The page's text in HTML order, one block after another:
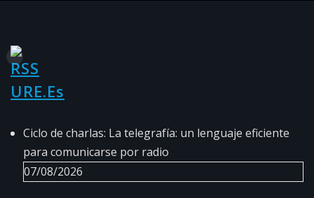
URE.es
Ciclo de charlas: La telegrafía: un lenguaje eficiente
para comunicarse por radio
07/08/2026